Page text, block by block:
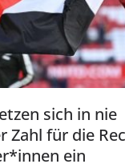
sich in nie
Zahl für die
ein